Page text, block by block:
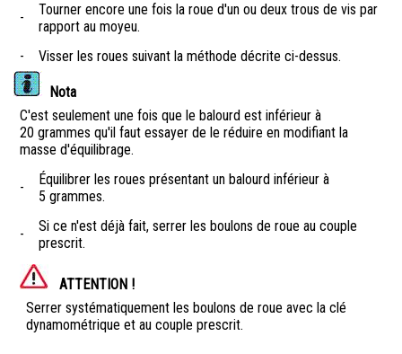
-
Tourner encore une fois la roue d'un ou deux trous de vis par
rapport au moyeu.
-
Visser les roues suivant la méthode décrite ci-dessus.
Nota
C'est seulement une fois que le balourd est inférieur à
20 grammes qu'il faut essayer de le réduire en modifiant la
masse d'équilibrage.
-
Équilibrer les roues présentant un balourd inférieur à
5 grammes.
-
Si ce n'est déjà fait, serrer les boulons de roue au couple
prescrit.
ATTENTION !
Serrer systématiquement les boulons de roue avec la clé
dynamométrique et au couple prescrit.